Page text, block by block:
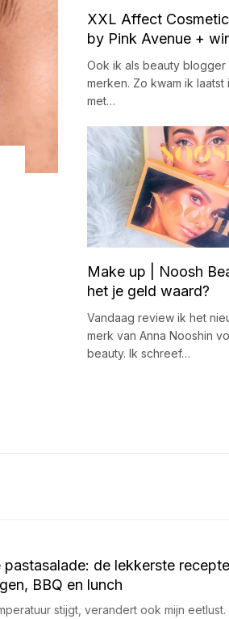
XXL Affect
by Pink Avenue +
Ook ik als beauty blogger
merken. Zo kwam ik laatst
met…
Make up | Noosh
het je geld waard?
Vandaag review ik het
merk van Anna Nooshin
beauty. Ik schreef…
pastasalade: de lekkerste
BBQ en lunch
stijgt, verandert ook mijn